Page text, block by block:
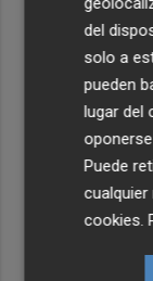
del
solo a
pueden
lugar del
Puede
cookies.